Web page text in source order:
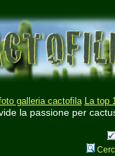
galleria cactofila La top
la passione per